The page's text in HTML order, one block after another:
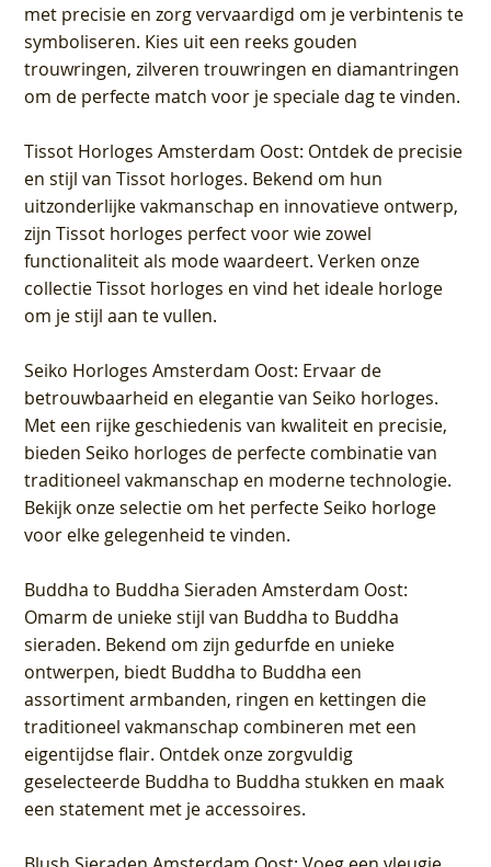
met precisie en zorg vervaardigd om je verbintenis te
symboliseren. Kies uit een reeks gouden
trouwringen, zilveren trouwringen en diamantringen
om de perfecte match voor je speciale dag te vinden.
Tissot Horloges Amsterdam Oost: Ontdek de precisie
en stijl van Tissot horloges. Bekend om hun
uitzonderlijke vakmanschap en innovatieve ontwerp,
zijn Tissot horloges perfect voor wie zowel
functionaliteit als mode waardeert. Verken onze
collectie Tissot horloges en vind het ideale horloge
om je stijl aan te vullen.
Seiko Horloges Amsterdam Oost: Ervaar de
betrouwbaarheid en elegantie van Seiko horloges.
Met een rijke geschiedenis van kwaliteit en precisie,
bieden Seiko horloges de perfecte combinatie van
traditioneel vakmanschap en moderne technologie.
Bekijk onze selectie om het perfecte Seiko horloge
voor elke gelegenheid te vinden.
Buddha to Buddha Sieraden Amsterdam Oost:
Omarm de unieke stijl van Buddha to Buddha
sieraden. Bekend om zijn gedurfde en unieke
ontwerpen, biedt Buddha to Buddha een
assortiment armbanden, ringen en kettingen die
traditioneel vakmanschap combineren met een
eigentijdse flair. Ontdek onze zorgvuldig
geselecteerde Buddha to Buddha stukken en maak
een statement met je accessoires.